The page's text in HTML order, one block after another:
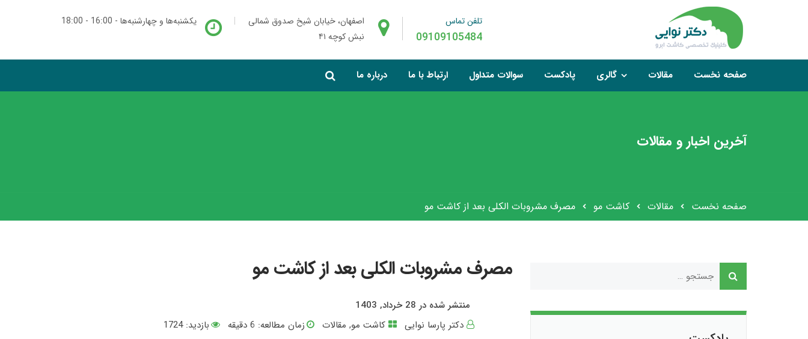
یکشنبه‌ها و چهارشنبه‌ها - 16:00 - 18:00
اصفهان، خیابان شیخ صدوق شمالی
نبش کوچه ۴۱
تلفن تماس
09109105484
صفحه نخست مقالات گالری پادکست سوالات متداول ارتباط با ما درباره ما
آخرین اخبار و مقالات
صفحه نخست مقالات کاشت مو مصرف مشروبات الکلی بعد از کاشت مو
مصرف مشروبات الکلی بعد از کاشت مو
منتشر شده در 28 خرداد, 1403
دکتر پارسا نوایی
کاشت مو, مقالات زمان مطالعه: 6 دقیقه بازدید: 1724